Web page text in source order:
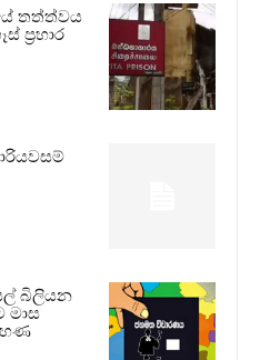
තත්ත්වය
ප්‍රහාර
බිලියන
මාස